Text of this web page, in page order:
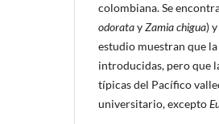
colombiana. Se
odoratayZamia chigua)
estudio muestran que
introducidas, pero que
típicas del Pacífico
universitario, excepto